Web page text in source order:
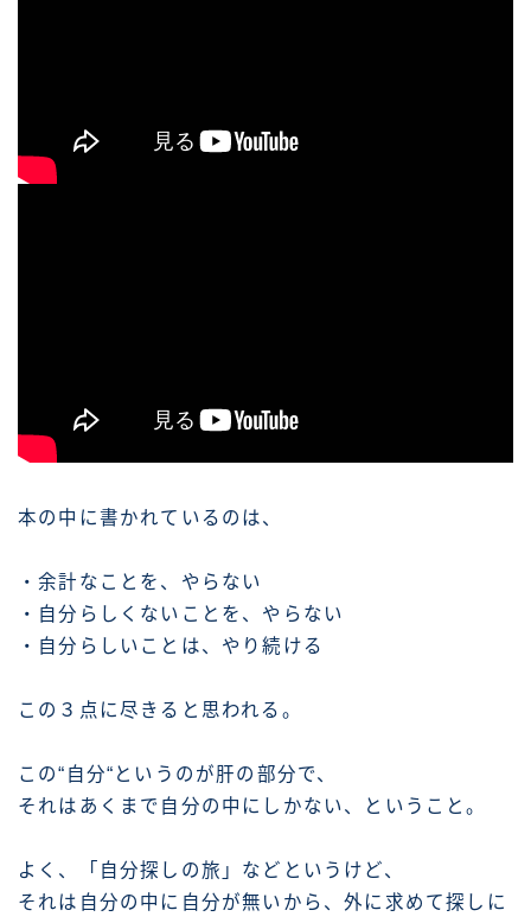
本の中に書かれているのは、
・余計なことを、やらない
・自分らしくないことを、やらない
・自分らしいことは、やり続ける
この３点に尽きると思われる。
この“自分“というのが肝の部分で、
それはあくまで自分の中にしかない、ということ。
よく、「自分探しの旅」などというけど、
それは自分の中に自分が無いから、外に求めて探しに